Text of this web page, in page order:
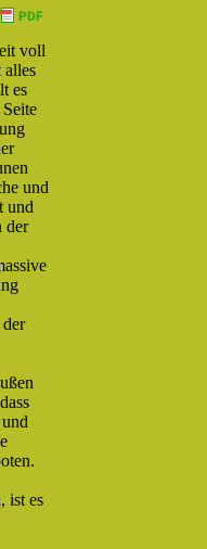
voll
alles
es
und
und
der
ist es